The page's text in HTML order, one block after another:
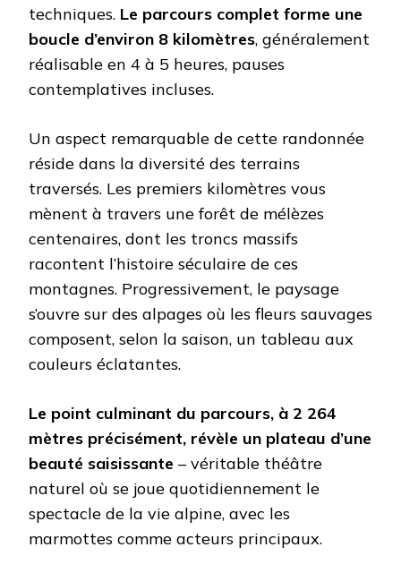
techniques. Le parcours complet forme une
boucle d’environ 8 kilomètres, généralement
réalisable en 4 à 5 heures, pauses
contemplatives incluses.
Un aspect remarquable de cette randonnée
réside dans la diversité des terrains
traversés. Les premiers kilomètres vous
mènent à travers une forêt de mélèzes
centenaires, dont les troncs massifs
racontent l’histoire séculaire de ces
montagnes. Progressivement, le paysage
s’ouvre sur des alpages où les fleurs sauvages
composent, selon la saison, un tableau aux
couleurs éclatantes.
Le point culminant du parcours, à 2 264
mètres précisément, révèle un plateau d’une
beauté saisissante – véritable théâtre
naturel où se joue quotidiennement le
spectacle de la vie alpine, avec les
marmottes comme acteurs principaux.